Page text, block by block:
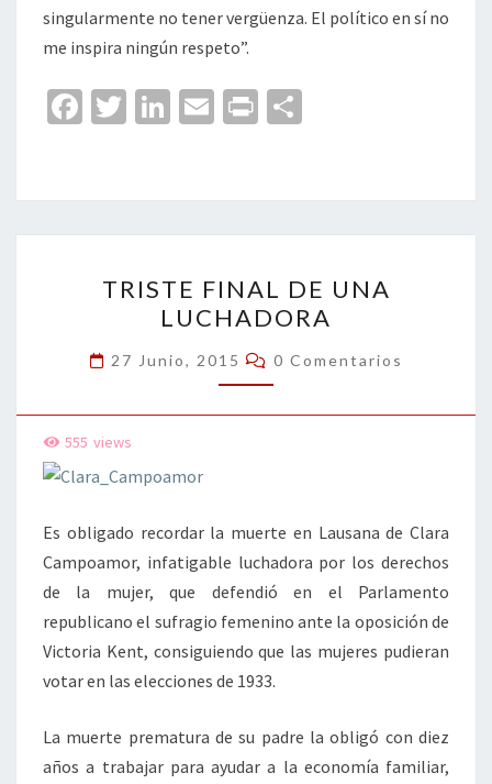
singularmente no tener vergüenza. El político en sí no
me inspira ningún respeto”.
Fa
o
o
T
er
Li
dI
n
E
l
Pr
p
ar
tir
FINAL
DE
UNA
LUCHADORA
TRISTE FINAL DE UNA
LUCHADORA
27 Junio, 2015 Comentarios
0 Comentarios
555 views
Es obligado recordar la muerte en Lausana de Clara
Campoamor, infatigable luchadora por los derechos
de la mujer, que defendió en el Parlamento
republicano el sufragio femenino ante la oposición de
Victoria Kent, consiguiendo que las mujeres pudieran
votar en las elecciones de 1933.
La muerte prematura de su padre la obligó con diez
años a trabajar para ayudar a la economía familiar,